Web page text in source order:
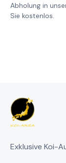
Abholung in
Sie kostenlos.
Exklusive Koi-